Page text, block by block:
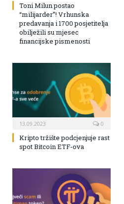
Toni Milun postao
“milijarder”! Vrhunska
predavanja i 1700 posjetitelja
obilježili su mjesec
financijske pismenosti
13.09.2023 0
Kripto tržište podcjenjuje rast
spot Bitcoin ETF-ova